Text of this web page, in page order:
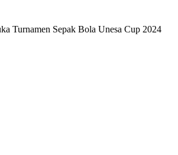
Turnamen Sepak Bola Unesa Cup 2024